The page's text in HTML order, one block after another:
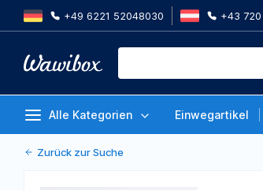
+49 6221 52048030 +43 720
Alle Kategorien Einwegartikel
Erkolen, opak-
Zurück zur Suche